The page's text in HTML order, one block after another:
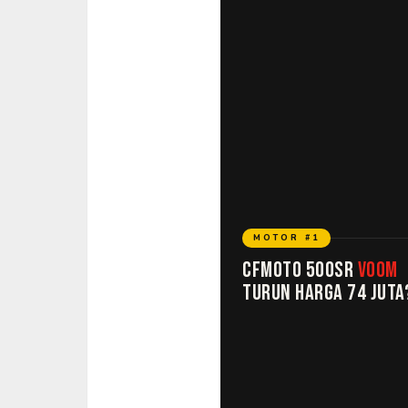
MOTOR #1
CFMOTO 500SRVOOM
TURUN HARGA 74